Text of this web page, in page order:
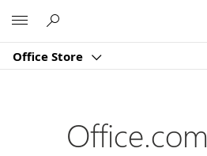
Office Store
Office.com